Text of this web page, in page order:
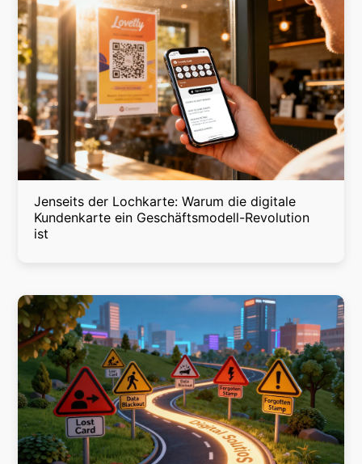
Jenseits der Lochkarte: Warum die digitale
Kundenkarte ein Geschäftsmodell-Revolution
ist